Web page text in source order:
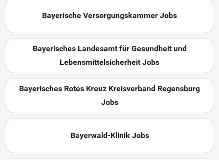
Bayerische Versorgungskammer Jobs
Bayerisches Landesamt für Gesundheit und
Lebensmittelsicherheit Jobs
Bayerisches Rotes Kreuz Kreisverband Regensburg
Jobs
Bayerwald-Klinik Jobs